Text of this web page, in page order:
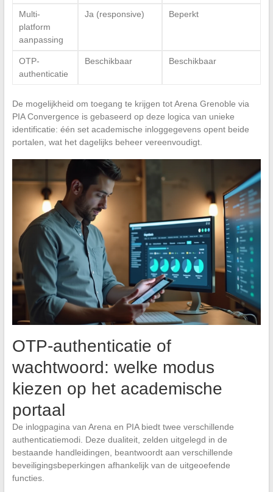
Multi-
platform
aanpassing
Ja (responsive) Beperkt
OTP-
authenticatie
Beschikbaar Beschikbaar
De mogelijkheid om toegang te krijgen tot Arena Grenoble via
PIA Convergence is gebaseerd op deze logica van unieke
identificatie: één set academische inloggegevens opent beide
portalen, wat het dagelijks beheer vereenvoudigt.
OTP-authenticatie of
wachtwoord: welke modus
kiezen op het academische
portaal
De inlogpagina van Arena en PIA biedt twee verschillende
authenticatiemodi. Deze dualiteit, zelden uitgelegd in de
bestaande handleidingen, beantwoordt aan verschillende
beveiligingsbeperkingen afhankelijk van de uitgeoefende
functies.